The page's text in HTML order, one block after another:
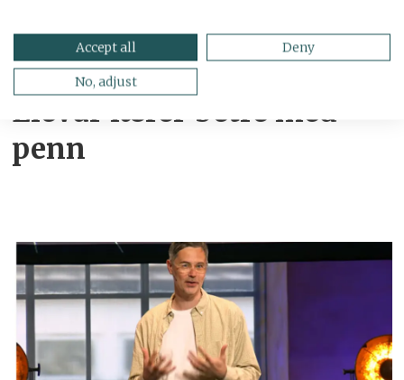
Elevar lærer betre med
penn
Accept all Deny
No, adjust